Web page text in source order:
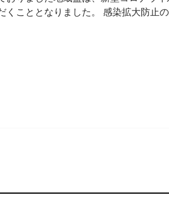
くこととなりました。 感染拡大防止